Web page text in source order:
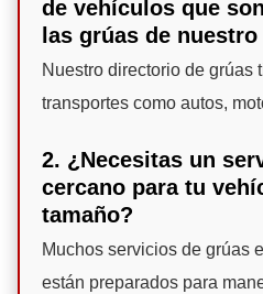
de vehículos que
las grúas de
Nuestro directorio de grúas
transportes como autos,
2. ¿Necesitas un
cercano para tu
tamaño?
Muchos servicios de grúas
están preparados para